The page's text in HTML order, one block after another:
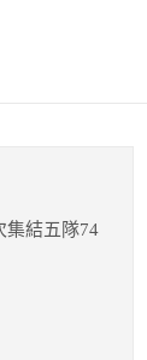
20日
隊74
結五隊74